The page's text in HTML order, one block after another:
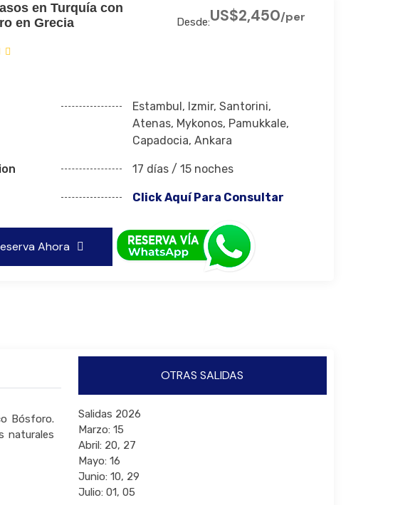
en Turquía con
en Grecia
Desde:US$2,450/per
Estambul, Izmir, Santorini,
Atenas, Mykonos, Pamukkale,
Capadocia, Ankara
17 días / 15 noches
Click Aquí Para Consultar
Ahora
Bósforo.
naturales
OTRAS SALIDAS
Salidas 2026
Marzo: 15
Abril: 20, 27
Mayo: 16
Junio: 10, 29
Julio: 01, 05